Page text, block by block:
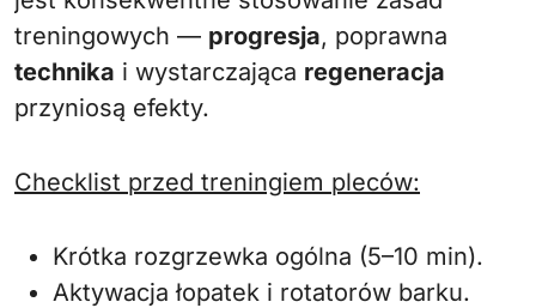
treningowych — progresja, poprawna
technika i wystarczająca regeneracja
przyniosą efekty.
Checklist przed treningiem pleców:
Krótka rozgrzewka ogólna (5–10 min).
Aktywacja łopatek i rotatorów barku.